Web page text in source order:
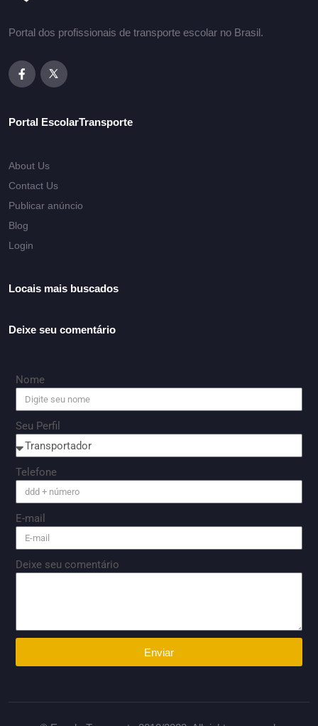
Portal dos profissionais de transporte escolar no Brasil.
Portal EscolarTransporte
About Us
Contact Us
Publicar anúncio
Blog
Login
Locais mais buscados
Deixe seu comentário
Nome
Seu Perfil
Telefone
E-mail
Deixe seu comentário
Enviar